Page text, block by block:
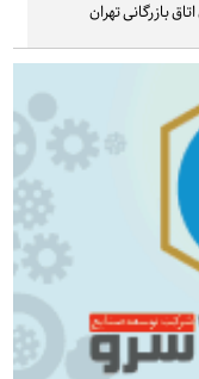
بازرگانی تهران